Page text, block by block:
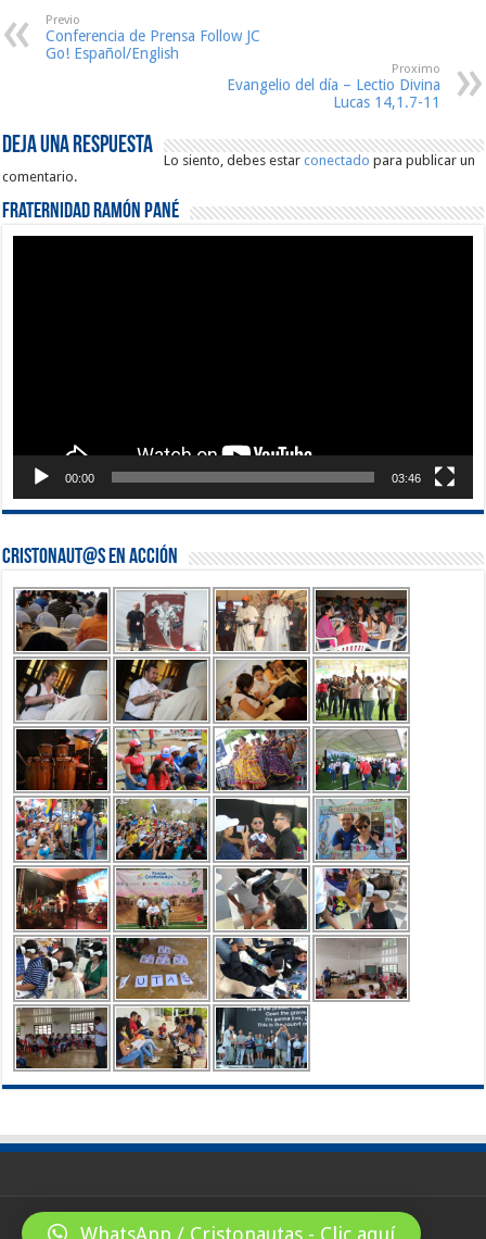
Previo
Conferencia de Prensa Follow JC
Go! Español/English
Proximo
Evangelio del día – Lectio Divina
Lucas 14,1.7-11
Deja una respuesta
Lo siento, debes estarconectado para publicar un
comentario.
Fraternidad Ramón Pané
00:00 03:46
Cristonaut@s en Acción
WhatsApp / Cristonautas - Clic aquí